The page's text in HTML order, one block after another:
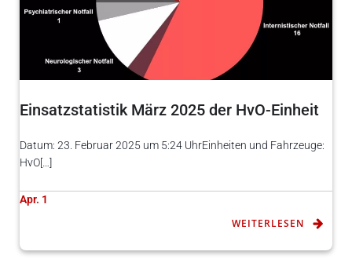
Einsatzstatistik März 2025 der HvO-Einheit
Datum: 23. Februar 2025 um 5:24 UhrEinheiten und Fahrzeuge:
HvO[…]
Apr. 1
WEITERLESEN